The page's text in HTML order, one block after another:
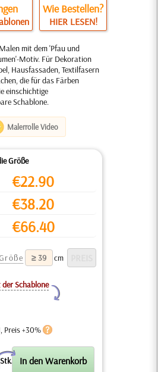
Wie Bestellen?
HIER LESEN!
mit dem 'Pfau und
Motiv. Für Dekoration
Hausfassaden, Textilfasern
die für das Färben
einschichtige
Schablone.
Malerrolle Video
Größe
€22.90
€38.20
€66.40
cm
Schablone
Y
Preis +30%
Stk.